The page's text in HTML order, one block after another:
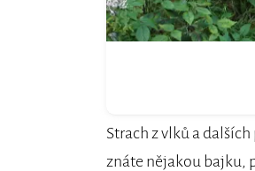
Strach z vlků a
znáte nějakou bajku,